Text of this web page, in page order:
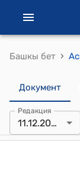
Башкы бет ›
Документ
Редакция
11.12.2025